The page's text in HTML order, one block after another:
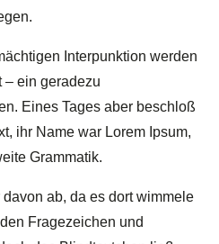
Interpunktion werden
– ein geradezu
Eines Tages aber beschloß
ihr Name war Lorem Ipsum,
Grammatik.
ab, da es dort wimmele
Fragezeichen und